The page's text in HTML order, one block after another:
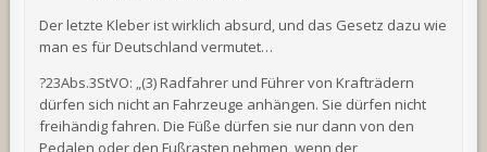
Der letzte Kleber ist wirklich absurd, und das Gesetz dazu wie
man es für Deutschland vermutet…
?23Abs.3StVO: „(3) Radfahrer und Führer von Krafträdern
dürfen sich nicht an Fahrzeuge anhängen. Sie dürfen nicht
freihändig fahren. Die Füße dürfen sie nur dann von den
Pedalen oder den Fußrasten nehmen, wenn der